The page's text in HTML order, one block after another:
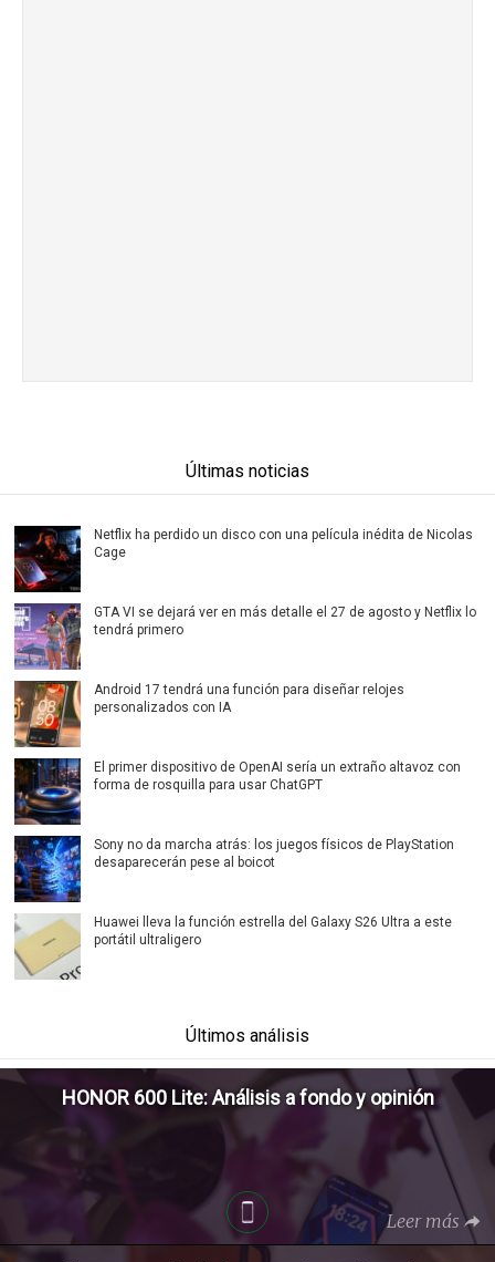
Últimas noticias
Netflix ha perdido un disco con una película inédita de Nicolas
Cage
GTA VI se dejará ver en más detalle el 27 de agosto y Netflix lo
tendrá primero
Android 17 tendrá una función para diseñar relojes
personalizados con IA
El primer dispositivo de OpenAI sería un extraño altavoz con
forma de rosquilla para usar ChatGPT
Sony no da marcha atrás: los juegos físicos de PlayStation
desaparecerán pese al boicot
Huawei lleva la función estrella del Galaxy S26 Ultra a este
portátil ultraligero
Últimos análisis
HONOR 600 Lite: Análisis a fondo y opinión
Leer más